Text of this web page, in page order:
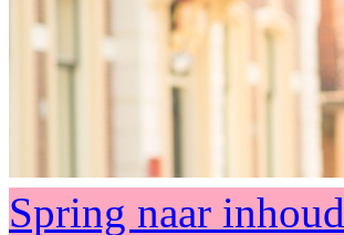
Spring naar inhoud